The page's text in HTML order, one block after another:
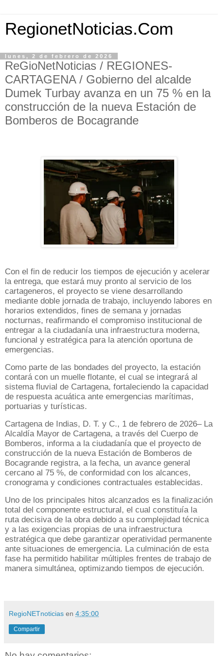
RegionetNoticias.Com
lunes, 2 de febrero de 2026
ReGioNetNoticias / REGIONES-
CARTAGENA / Gobierno del alcalde
Dumek Turbay avanza en un 75 % en la
construcción de la nueva Estación de
Bomberos de Bocagrande
Con el fin de reducir los tiempos de ejecución y acelerar
la entrega, que estará muy pronto al servicio de los
cartageneros, el proyecto se viene desarrollando
mediante doble jornada de trabajo, incluyendo labores en
horarios extendidos, fines de semana y jornadas
nocturnas, reafirmando el compromiso institucional de
entregar a la ciudadanía una infraestructura moderna,
funcional y estratégica para la atención oportuna de
emergencias.
Como parte de las bondades del proyecto, la estación
contará con un muelle flotante, el cual se integrará al
sistema fluvial de Cartagena, fortaleciendo la capacidad
de respuesta acuática ante emergencias marítimas,
portuarias y turísticas.
Cartagena de Indias, D. T. y C., 1 de febrero de 2026– La
Alcaldía Mayor de Cartagena, a través del Cuerpo de
Bomberos, informa a la ciudadanía que el proyecto de
construcción de la nueva Estación de Bomberos de
Bocagrande registra, a la fecha, un avance general
cercano al 75 %, de conformidad con los alcances,
cronograma y condiciones contractuales establecidas.
Uno de los principales hitos alcanzados es la finalización
total del componente estructural, el cual constituía la
ruta decisiva de la obra debido a su complejidad técnica
y a las exigencias propias de una infraestructura
estratégica que debe garantizar operatividad permanente
ante situaciones de emergencia. La culminación de esta
fase ha permitido habilitar múltiples frentes de trabajo de
manera simultánea, optimizando tiempos de ejecución.
RegioNETnoticias en 4:35:00
Compartir